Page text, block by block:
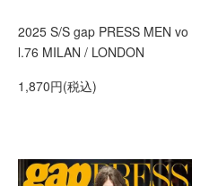
2025 S/S gap PRESS MEN vo
l.76 MILAN / LONDON
1,870円(税込)